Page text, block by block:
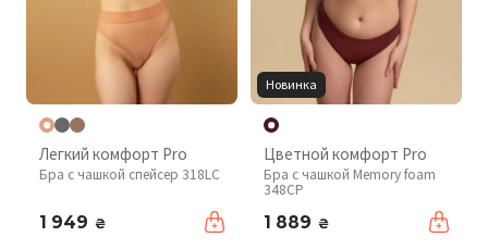
Легкий комфорт Pro
Бра с чашкой спейсер 318LC
1 949 ₴
Новинка
Цветной комфорт Pro
Бра с чашкой Memory foam
348CP
1 889 ₴